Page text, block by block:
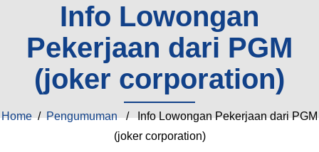
Info Lowongan
Pekerjaan dari PGM
(joker corporation)
Home/Pengumuman/ Info Lowongan Pekerjaan dari PGM
(joker corporation)